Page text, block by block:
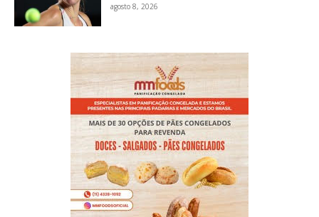
agosto 8, 2026